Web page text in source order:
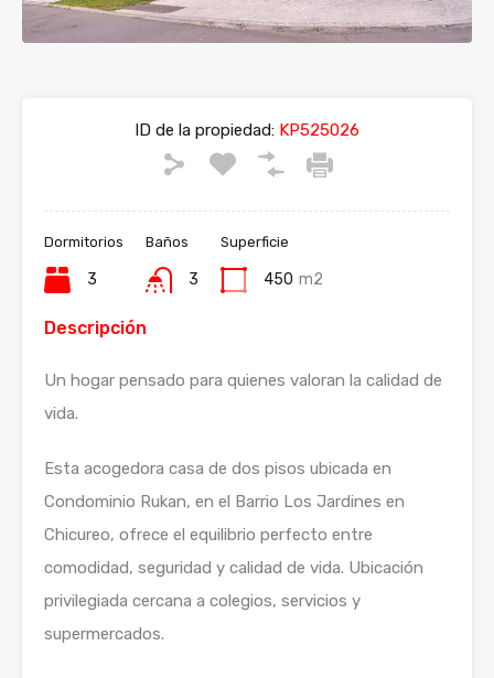
ID de la propiedad: KP525026
Dormitorios
3
Baños
3
Superficie
450 m2
Descripción
Un hogar pensado para quienes valoran la calidad de
vida.
Esta acogedora casa de dos pisos ubicada en
Condominio Rukan, en el Barrio Los Jardines en
Chicureo, ofrece el equilibrio perfecto entre
comodidad, seguridad y calidad de vida. Ubicación
privilegiada cercana a colegios, servicios y
supermercados.